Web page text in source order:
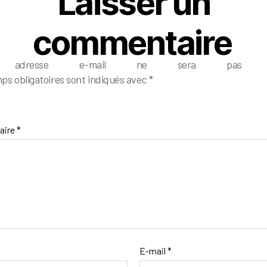
commentaire
adresse e-mail ne sera pas
obligatoires sont indiqués avec*
*
E-mail *